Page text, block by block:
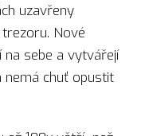
uzavřeny
Nové
na sebe a vytvářejí
nemá chuť opustit